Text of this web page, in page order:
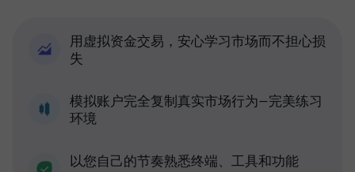
用虚拟资金交易，安心学习市场而不担心损
失
模拟账户完全复制真实市场行为—完美练习
环境
以您自己的节奏熟悉终端、工具和功能